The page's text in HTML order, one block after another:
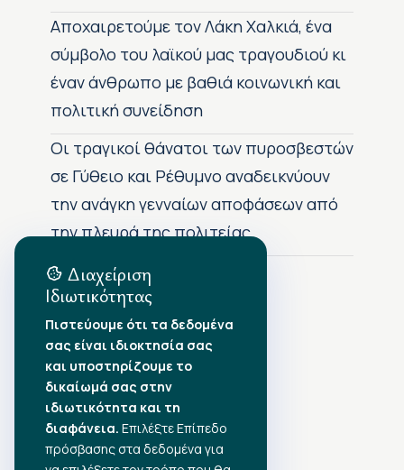
Αποχαιρετούμε τον Λάκη Χαλκιά, ένα
σύμβολο του λαϊκού μας τραγουδιού κι
έναν άνθρωπο με βαθιά κοινωνική και
πολιτική συνείδηση
Οι τραγικοί θάνατοι των πυροσβεστών
σε Γύθειο και Ρέθυμνο αναδεικνύουν
την ανάγκη γενναίων αποφάσεων από
την πλευρά της πολιτείας
Αρχείο Δημοσιεύσεων
•Αύγουστος 2026
•Ιούλιος 2026
•Ιούνιος 2026
•Μάιος 2026
•Απρίλιος 2026
•Μάρτιος 2026
Διαχείριση
Ιδιωτικότητας
Πιστεύουμε ότι τα δεδομένα
σας είναι ιδιοκτησία σας
και υποστηρίζουμε το
δικαίωμά σας στην
ιδιωτικότητα και τη
διαφάνεια. Επιλέξτε Επίπεδο
πρόσβασης στα δεδομένα για